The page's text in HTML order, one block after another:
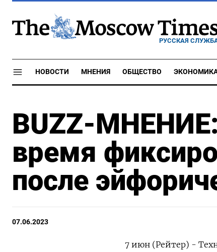
РУССКАЯ
НОВОСТИ МНЕНИЯ ОБЩЕСТВО
BUZZ-
время
после
07.06.2023
7 июн (Рейтер) -